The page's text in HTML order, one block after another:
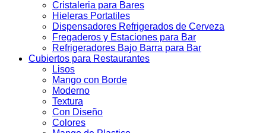
Cristaleria para Bares
Hieleras Portatiles
Dispensadores Refrigerados de Cerveza
Fregaderos y Estaciones para Bar
Refrigeradores Bajo Barra para Bar
Cubiertos para Restaurantes
Lisos
Mango con Borde
Moderno
Textura
Con Diseño
Colores